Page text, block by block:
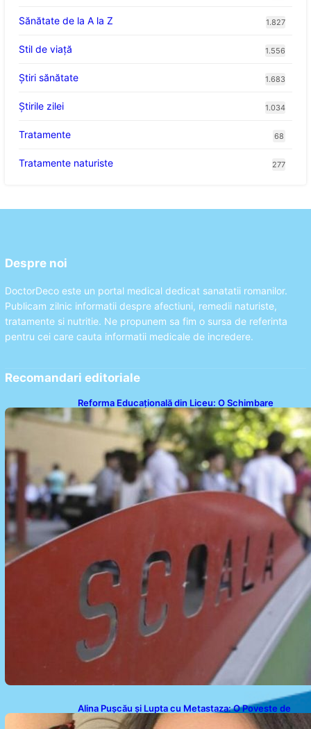
Sănătate de la A la Z 1.827
Stil de viaţă 1.556
Ştiri sănătate 1.683
Știrile zilei 1.034
Tratamente 68
Tratamente naturiste 277
Despre noi
DoctorDeco este un portal medical dedicat sanatatii romanilor.
Publicam zilnic informatii despre afectiuni, remedii naturiste,
tratamente si nutritie. Ne propunem sa fim o sursa de referinta
pentru cei care cauta informatii medicale de incredere.
Recomandari editoriale
Reforma Educațională din Liceu: O Schimbare
Fundamentală pentru Generațiile Viitoare
Alina Pușcău și Lupta cu Metastaza: O Poveste de
Curaj și Inspirație